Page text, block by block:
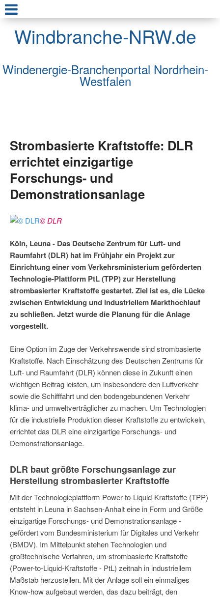
Windbranche-NRW.de
Windenergie-Branchenportal Nordrhein-
Westfalen
Strombasierte Kraftstoffe: DLR
errichtet einzigartige
Forschungs- und
Demonstrationsanlage
© DLR
Köln, Leuna - Das Deutsche Zentrum für Luft- und
Raumfahrt (DLR) hat im Frühjahr ein Projekt zur
Einrichtung einer vom Verkehrsministerium geförderten
Technologie-Plattform PtL (TPP) zur Herstellung
strombasierter Kraftstoffe gestartet. Ziel ist es, die Lücke
zwischen Entwicklung und industriellem Markthochlauf
zu schließen. Jetzt wurde die Planung für die Anlage
vorgestellt.
Eine Option im Zuge der Verkehrswende sind strombasierte
Kraftstoffe. Nach Einschätzung des Deutschen Zentrums für
Luft- und Raumfahrt (DLR) können diese in Zukunft einen
wichtigen Beitrag leisten, um insbesondere den Luftverkehr
sowie die Schifffahrt und den bodengebundenen Verkehr
klima- und umweltverträglicher zu machen. Um Technologien
für die industrielle Produktion dieser Kraftstoffe zu entwickeln,
errichtet das DLR eine einzigartige Forschungs- und
Demonstrationsanlage.
DLR baut größte Forschungsanlage zur
Herstellung strombasierter Kraftstoffe
Mit der Technologieplattform Power-to-Liquid-Kraftstoffe (TPP)
entsteht in Leuna in Sachsen-Anhalt eine in Form und Größe
einzigartige Forschungs- und Demonstrationsanlage -
gefördert vom Bundesministerium für Digitales und Verkehr
(BMDV). Im Mittelpunkt stehen Technologien und
großtechnische Verfahren, um strombasierte Kraftstoffe
(Power-to-Liquid-Kraftstoffe - PtL) zeitnah in industriellem
Maßstab herzustellen. Mit der Anlage soll ein einmaliges
Know-how aufgebaut werden, das dazu beiträgt, den